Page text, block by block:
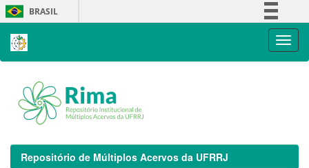
Skip
navigation
BRASIL
Repositório de Múltiplos Acervos da UFRRJ